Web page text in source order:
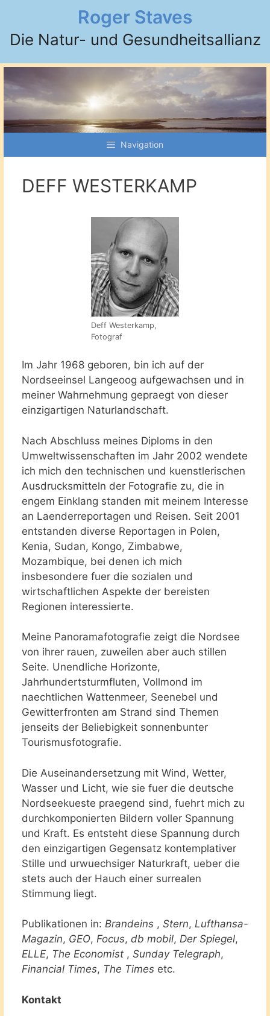
springen
Roger Staves
Die Natur- und Gesundheitsallianz
Navigation
DEFF WESTERKAMP
Deff Westerkamp,
Fotograf
Im Jahr 1968 geboren, bin ich auf der
Nordseeinsel Langeoog aufgewachsen und in
meiner Wahrnehmung gepraegt von dieser
einzigartigen Naturlandschaft.
Nach Abschluss meines Diploms in den
Umweltwissenschaften im Jahr 2002 wendete
ich mich den technischen und kuenstlerischen
Ausdrucksmitteln der Fotografie zu, die in
engem Einklang standen mit meinem Interesse
an Laenderreportagen und Reisen. Seit 2001
entstanden diverse Reportagen in Polen,
Kenia, Sudan, Kongo, Zimbabwe,
Mozambique, bei denen ich mich
insbesondere fuer die sozialen und
wirtschaftlichen Aspekte der bereisten
Regionen interessierte.
Meine Panoramafotografie zeigt die Nordsee
von ihrer rauen, zuweilen aber auch stillen
Seite. Unendliche Horizonte,
Jahrhundertsturmfluten, Vollmond im
naechtlichen Wattenmeer, Seenebel und
Gewitterfronten am Strand sind Themen
jenseits der Beliebigkeit sonnenbunter
Tourismusfotografie.
Die Auseinandersetzung mit Wind, Wetter,
Wasser und Licht, wie sie fuer die deutsche
Nordseekueste praegend sind, fuehrt mich zu
durchkomponierten Bildern voller Spannung
und Kraft. Es entsteht diese Spannung durch
den einzigartigen Gegensatz kontemplativer
Stille und urwuechsiger Naturkraft, ueber die
stets auch der Hauch einer surrealen
Stimmung liegt.
Publikationen in: Brandeins , Stern, Lufthansa-
Magazin, GEO, Focus, db mobil, Der Spiegel,
ELLE, The Economist , Sunday Telegraph,
Financial Times, The Times etc.
Kontakt